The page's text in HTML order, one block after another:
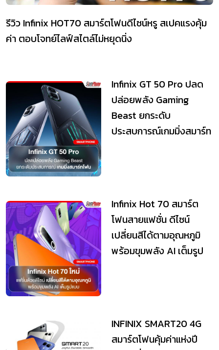
รีวิว Infinix HOT70 สมาร์ตโฟนดีไซน์หรู สเปคแรงคุ้ม
ค่า ตอบโจทย์ไลฟ์สไตล์ไม่หยุดนิ่ง
Infinix GT 50 Pro ปลด
ปล่อยพลัง Gaming
Beast ยกระดับ
ประสบการณ์เกมมิ่งสมาร์ท
Infinix Hot 70 สมาร์ต
โฟนสายแฟชั่น ดีไซน์
เปลี่ยนสีได้ตามอุณหภูมิ
พร้อมขุมพลัง AI เต็มรูป
INFINIX SMART20 4G
สมาร์ตโฟนคุ้มค่าแห่งปี